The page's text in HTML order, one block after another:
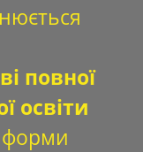
повної
освіти
форми